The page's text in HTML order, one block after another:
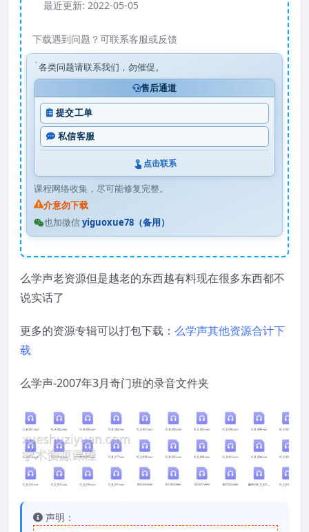
最近更新: 2022-05-05
下载遇到问题？可联系客服或反馈
各类问题请联系我们，勿催促。
售后通道
提交工单
私信客服
点击联系
课程网络收集，尽可能修复完整。
介意勿下载
也加微信yiguoxue78（备用）
么学声老资源但是越老的东西越有料现在很多东西都不
说实话了
更多的资源专辑可以打包下载： 么学声其他资源合计下
载
么学声-2007年3月奇门班的录音文件夹
声明：